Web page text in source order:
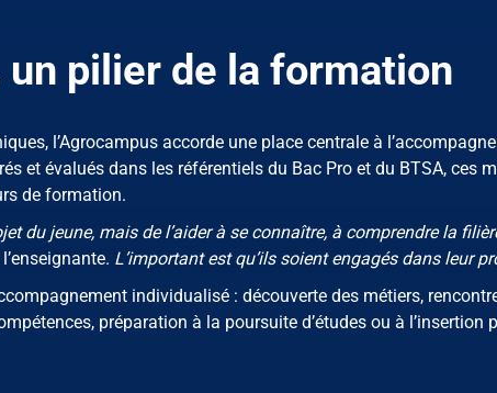
un pilier de la formation
l’Agrocampus accorde une place centrale à
et évalués dans les référentiels du Bac Pro et du BTSA, ces
de formation.
du jeune, mais de l’aider à se connaître, à comprendre la
L’important est qu’ils soient engagés dans leur
individualisé : découverte des métiers,
préparation à la poursuite d’études ou à l’insertion